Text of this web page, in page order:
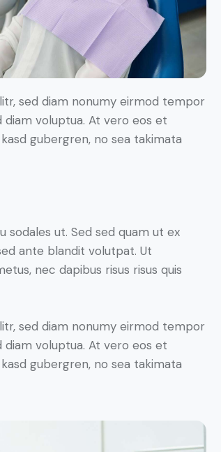
sed diam nonumy eirmod tempor
voluptua. At vero eos et
gubergren, no sea takimata
sodales ut. Sed sed quam ut ex
ante blandit volutpat. Ut
nec dapibus risus risus quis
sed diam nonumy eirmod tempor
voluptua. At vero eos et
gubergren, no sea takimata